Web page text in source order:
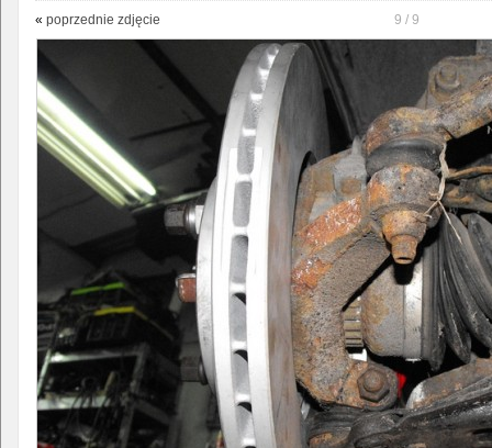
« poprzednie zdjęcie 9 / 9